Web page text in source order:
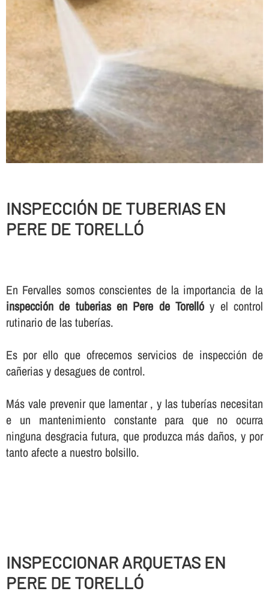
INSPECCIÓN DE TUBERIAS EN
PERE DE TORELLÓ
En Fervalles somos conscientes de la importancia de la
inspección de tuberias en Pere de Torelló y el control
rutinario de las tuberí­as.
Es por ello que ofrecemos servicios de inspección de
cañerias y desagues de control.
Más vale prevenir que lamentar , y las tuberí­as necesitan
e un mantenimiento constante para que no ocurra
ninguna desgracia futura, que produzca más daños, y por
tanto afecte a nuestro bolsillo.
INSPECCIONAR ARQUETAS EN
PERE DE TORELLÓ